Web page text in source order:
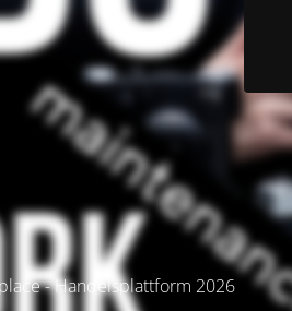
- Handelsplattform 2026